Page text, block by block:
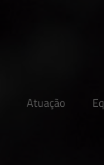
Atuação